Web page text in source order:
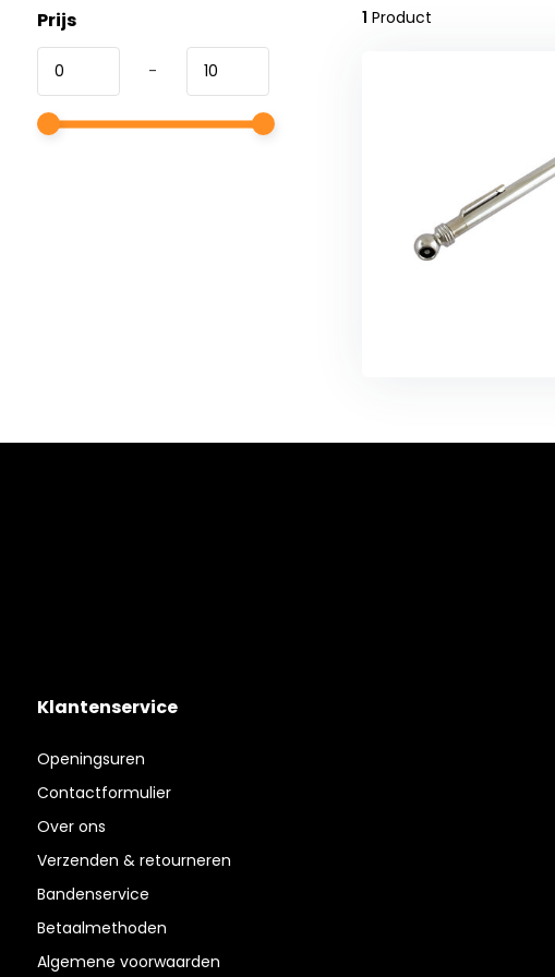
Prijs
-
1 Product
Klantenservice
Openingsuren
Contactformulier
Over ons
Verzenden & retourneren
Bandenservice
Betaalmethoden
Algemene voorwaarden